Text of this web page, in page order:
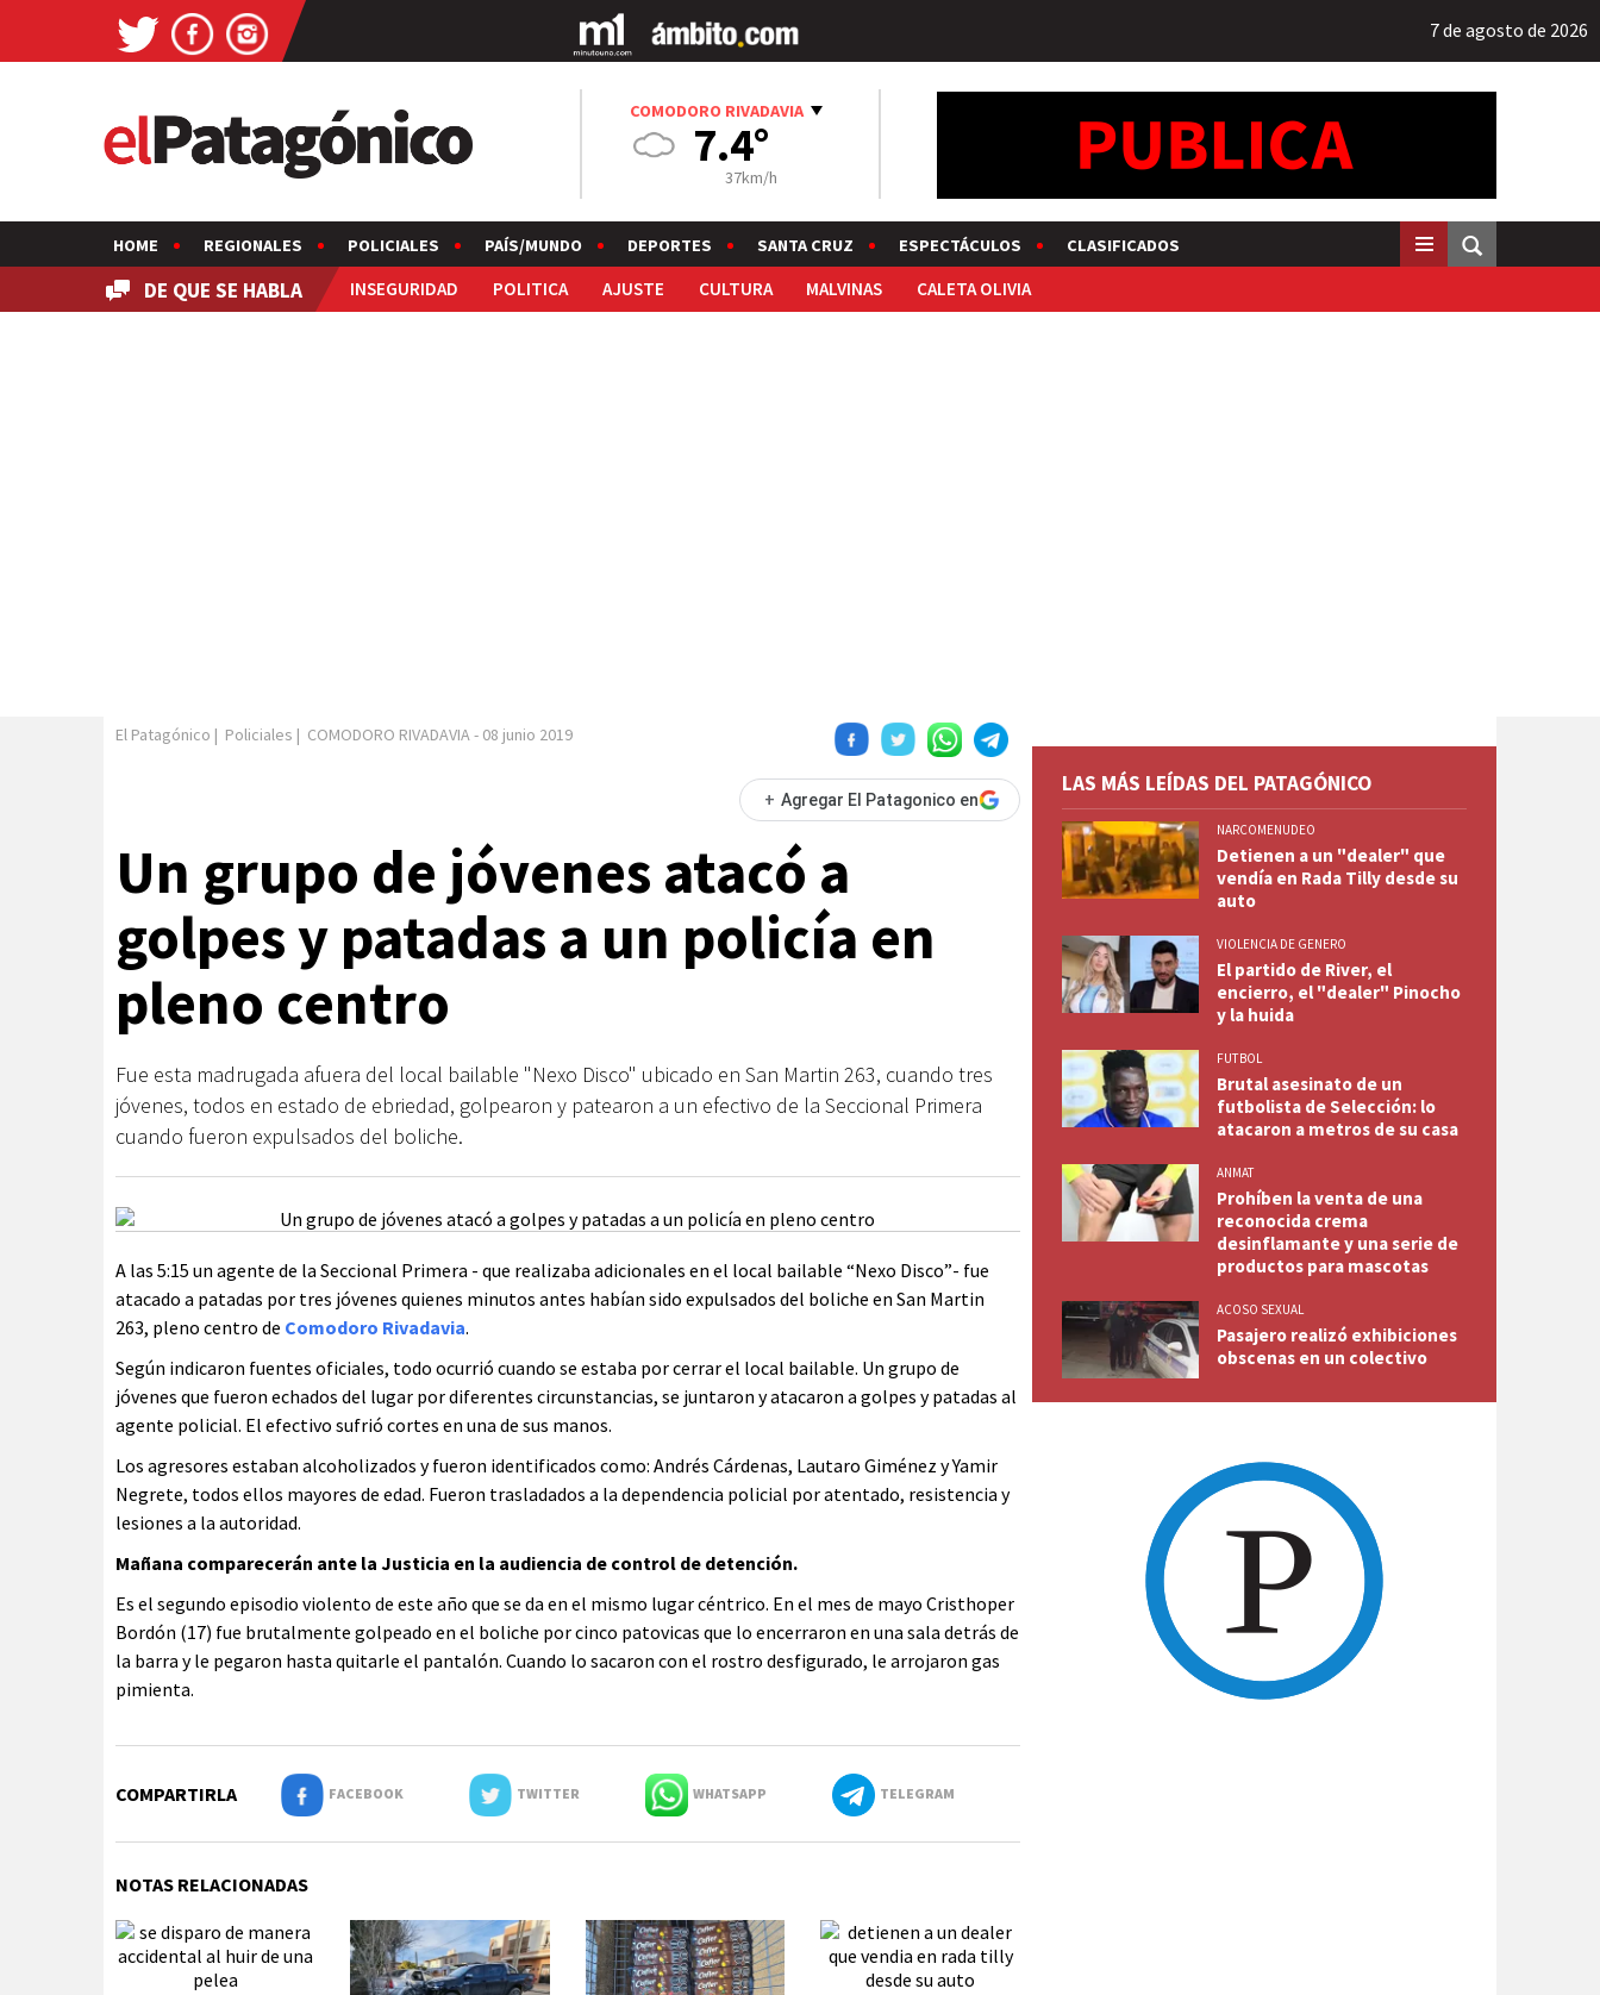
7 de agosto de 2026
COMODORO RIVADAVIA
7.4°
37km/h
HOME REGIONALES POLICIALES PAÍS/MUNDO DEPORTES SANTA CRUZ ESPECTÁCULOS CLASIFICADOS
DE QUE SE HABLA INSEGURIDAD POLITICA AJUSTE CULTURA MALVINAS CALETA OLIVIA
El Patagónico | Policiales | COMODORO RIVADAVIA- 08 junio 2019
+ Agregar El Patagonico en
Un grupo de jóvenes atacó a
golpes y patadas a un policía en
pleno centro
Fue esta madrugada afuera del local bailable "Nexo Disco" ubicado en San Martin 263, cuando tres
jóvenes, todos en estado de ebriedad, golpearon y patearon a un efectivo de la Seccional Primera
cuando fueron expulsados del boliche.
A las 5:15 un agente de la Seccional Primera - que realizaba adicionales en el local bailable “Nexo Disco”- fue
atacado a patadas por tres jóvenes quienes minutos antes habían sido expulsados del boliche en San Martin
263, pleno centro de Comodoro Rivadavia.
Según indicaron fuentes oficiales, todo ocurrió cuando se estaba por cerrar el local bailable. Un grupo de
jóvenes que fueron echados del lugar por diferentes circunstancias, se juntaron y atacaron a golpes y patadas al
agente policial. El efectivo sufrió cortes en una de sus manos.
Los agresores estaban alcoholizados y fueron identificados como: Andrés Cárdenas, Lautaro Giménez y Yamir
Negrete, todos ellos mayores de edad. Fueron trasladados a la dependencia policial por atentado, resistencia y
lesiones a la autoridad.
Mañana comparecerán ante la Justicia en la audiencia de control de detención.
Es el segundo episodio violento de este año que se da en el mismo lugar céntrico. En el mes de mayo Cristhoper
Bordón (17) fue brutalmente golpeado en el boliche por cinco patovicas que lo encerraron en una sala detrás de
la barra y le pegaron hasta quitarle el pantalón. Cuando lo sacaron con el rostro desfigurado, le arrojaron gas
pimienta.
COMPARTIRLA FACEBOOK TWITTER WHATSAPP TELEGRAM
NOTAS RELACIONADAS
LAS MÁS LEÍDAS DEL PATAGÓNICO
NARCOMENUDEO
Detienen a un "dealer" que
vendía en Rada Tilly desde su
auto
VIOLENCIA DE GENERO
El partido de River, el
encierro, el "dealer" Pinocho
y la huida
FUTBOL
Brutal asesinato de un
futbolista de Selección: lo
atacaron a metros de su casa
ANMAT
Prohíben la venta de una
reconocida crema
desinflamante y una serie de
productos para mascotas
ACOSO SEXUAL
Pasajero realizó exhibiciones
obscenas en un colectivo